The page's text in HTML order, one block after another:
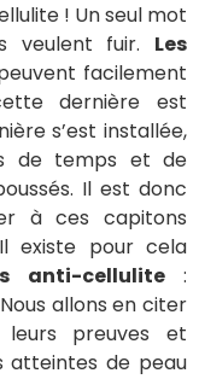
! Un seul mot
veulent fuir. Les
facilement
dernière est
s’est installée,
de temps et de
Il est donc
à ces capitons
existe pour cela
anti-cellulite:
allons en citer
preuves et
atteintes de peau